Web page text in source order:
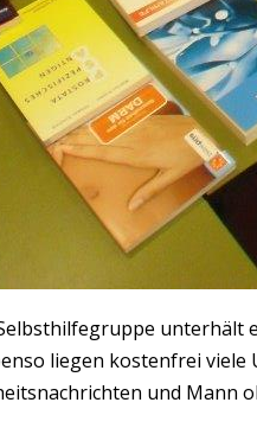
unterhält
liegen kostenfrei
und Mann